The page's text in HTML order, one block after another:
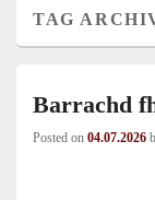
TAG
Barrachd
Posted on 04.07.2026